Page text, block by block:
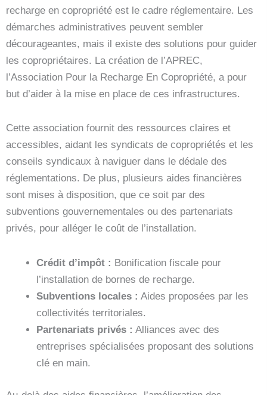
recharge en copropriété est le cadre réglementaire. Les
démarches administratives peuvent sembler
décourageantes, mais il existe des solutions pour guider
les copropriétaires. La création de l’APREC,
l’Association Pour la Recharge En Copropriété, a pour
but d’aider à la mise en place de ces infrastructures.
Cette association fournit des ressources claires et
accessibles, aidant les syndicats de copropriétés et les
conseils syndicaux à naviguer dans le dédale des
réglementations. De plus, plusieurs aides financières
sont mises à disposition, que ce soit par des
subventions gouvernementales ou des partenariats
privés, pour alléger le coût de l’installation.
Crédit d’impôt : Bonification fiscale pour
l’installation de bornes de recharge.
Subventions locales : Aides proposées par les
collectivités territoriales.
Partenariats privés : Alliances avec des
entreprises spécialisées proposant des solutions
clé en main.